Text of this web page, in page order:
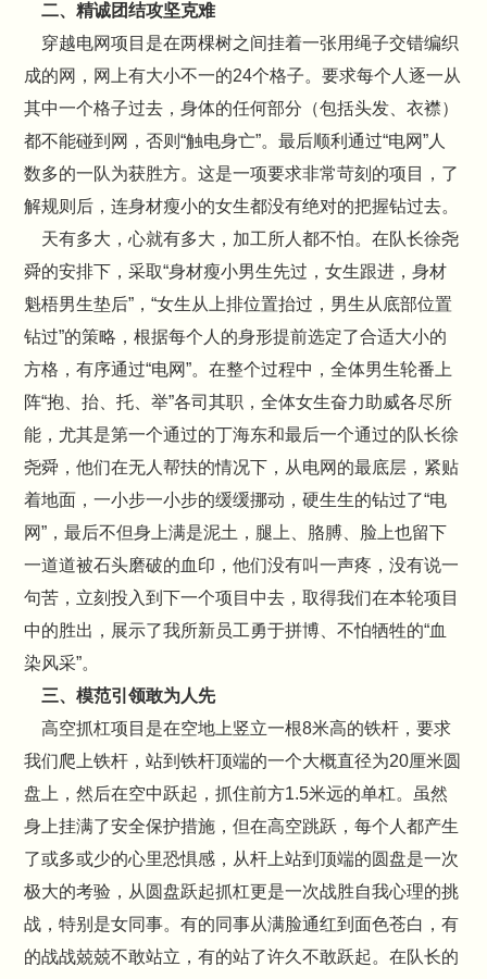
二、精诚团结攻坚克难
穿越电网项目是在两棵树之间挂着一张用绳子交错编织
成的网，网上有大小不一的24个格子。要求每个人逐一从
其中一个格子过去，身体的任何部分（包括头发、衣襟）
都不能碰到网，否则“触电身亡”。最后顺利通过“电网”人
数多的一队为获胜方。这是一项要求非常苛刻的项目，了
解规则后，连身材瘦小的女生都没有绝对的把握钻过去。
天有多大，心就有多大，加工所人都不怕。在队长徐尧
舜的安排下，采取“身材瘦小男生先过，女生跟进，身材
魁梧男生垫后”，“女生从上排位置抬过，男生从底部位置
钻过”的策略，根据每个人的身形提前选定了合适大小的
方格，有序通过“电网”。在整个过程中，全体男生轮番上
阵“抱、抬、托、举”各司其职，全体女生奋力助威各尽所
能，尤其是第一个通过的丁海东和最后一个通过的队长徐
尧舜，他们在无人帮扶的情况下，从电网的最底层，紧贴
着地面，一小步一小步的缓缓挪动，硬生生的钻过了“电
网”，最后不但身上满是泥土，腿上、胳膊、脸上也留下
一道道被石头磨破的血印，他们没有叫一声疼，没有说一
句苦，立刻投入到下一个项目中去，取得我们在本轮项目
中的胜出，展示了我所新员工勇于拼博、不怕牺牲的“血
染风采”。
三、模范引领敢为人先
高空抓杠项目是在空地上竖立一根8米高的铁杆，要求
我们爬上铁杆，站到铁杆顶端的一个大概直径为20厘米圆
盘上，然后在空中跃起，抓住前方1.5米远的单杠。虽然
身上挂满了安全保护措施，但在高空跳跃，每个人都产生
了或多或少的心里恐惧感，从杆上站到顶端的圆盘是一次
极大的考验，从圆盘跃起抓杠更是一次战胜自我心理的挑
战，特别是女同事。有的同事从满脸通红到面色苍白，有
的战战兢兢不敢站立，有的站了许久不敢跃起。在队长的